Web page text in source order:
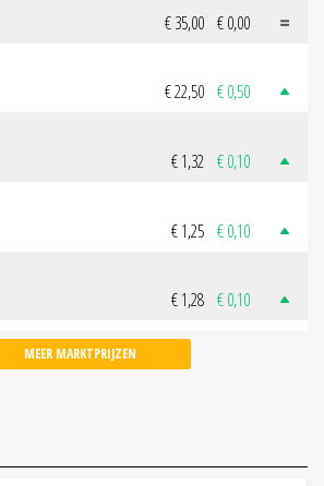
€ 35,00 € 0,00
€ 22,50 € 0,50
€ 1,32 € 0,10
€ 1,25 € 0,10
€ 1,28 € 0,10
MEER MARKTPRIJZEN